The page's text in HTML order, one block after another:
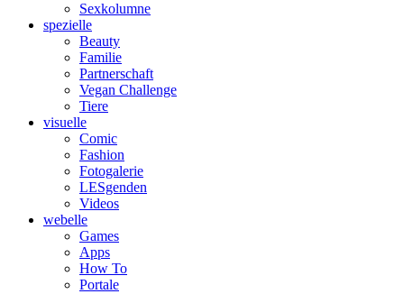
Sexkolumne
spezielle
Beauty
Familie
Partnerschaft
Vegan Challenge
Tiere
visuelle
Comic
Fashion
Fotogalerie
LESgenden
Videos
webelle
Games
Apps
How To
Portale